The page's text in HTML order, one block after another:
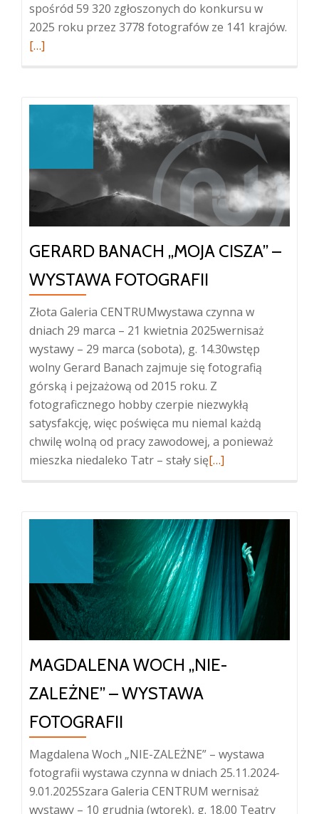
spośród 59 320 zgłoszonych do konkursu w
2025 roku przez 3778 fotografów ze 141 krajów.
68.
edycja
[…]
GERARD BANACH „MOJA CISZA” –
WYSTAWA FOTOGRAFII
Złota Galeria CENTRUMwystawa czynna w
dniach 29 marca – 21 kwietnia 2025wernisaż
wystawy – 29 marca (sobota), g. 14.30wstęp
wolny Gerard Banach zajmuje się fotografią
górską i pejzażową od 2015 roku. Z
fotograficznego hobby czerpie niezwykłą
satysfakcję, więc poświęca mu niemal każdą
chwilę wolną od pracy zawodowej, a ponieważ
mieszka niedaleko Tatr – stały sięWięcej
cisza”
–
wystawa
fotografii
[…]
MAGDALENA WOCH „NIE-
ZALEŻNE” – WYSTAWA
FOTOGRAFII
Magdalena Woch „NIE-ZALEŻNE” – wystawa
fotografii wystawa czynna w dniach 25.11.2024-
9.01.2025Szara Galeria CENTRUM wernisaż
wystawy – 10 grudnia (wtorek), g. 18.00 Teatry